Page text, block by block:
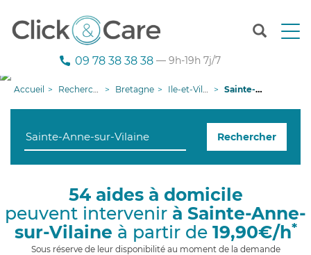
T
n
g
i
o
n
09 78 38 38 38 — 9h-19h 7j/7
Accueil Recherche aide à domicile Bretagne Ile-et-Vilaine Sainte-Anne-sur-Vilaine
Rechercher
54 aides à domicile
peuvent intervenir à Sainte-Anne-
sur-Vilaine à partir de 19,90€/h*
Sous réserve de leur disponibilité au moment de la demande